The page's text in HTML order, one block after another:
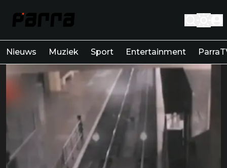
Nieuws Muziek Sport Entertainment